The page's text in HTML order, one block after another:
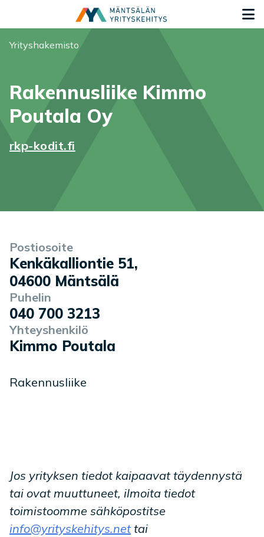
Olet tässä:
Yrityshakemisto
Rakennusliike Kimmo
Poutala Oy
rkp-kodit.fi
Yrityksen tiedot
Postiosoite
Kenkäkalliontie 51,
04600 Mäntsälä
Puhelin
040 700 3213
Yhteyshenkilö
Kimmo Poutala
Palvelukuvaus
Rakennusliike
Jos yrityksen tiedot kaipaavat täydennystä
tai ovat muuttuneet, ilmoita tiedot
toimistoomme sähköpostitse
info@yrityskehitys.nettai